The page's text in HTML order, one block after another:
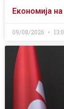
Економија
09/08/2026